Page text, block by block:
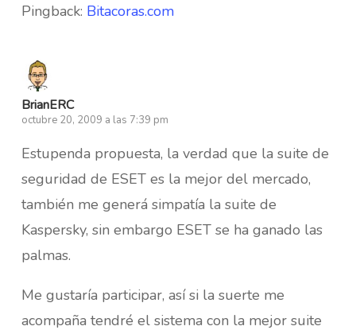
Pingback: Bitacoras.com
BrianERC
octubre 20, 2009 a las 7:39 pm
Estupenda propuesta, la verdad que la suite de
seguridad de ESET es la mejor del mercado,
también me generá simpatía la suite de
Kaspersky, sin embargo ESET se ha ganado las
palmas.
Me gustaría participar, así si la suerte me
acompaña tendré el sistema con la mejor suite